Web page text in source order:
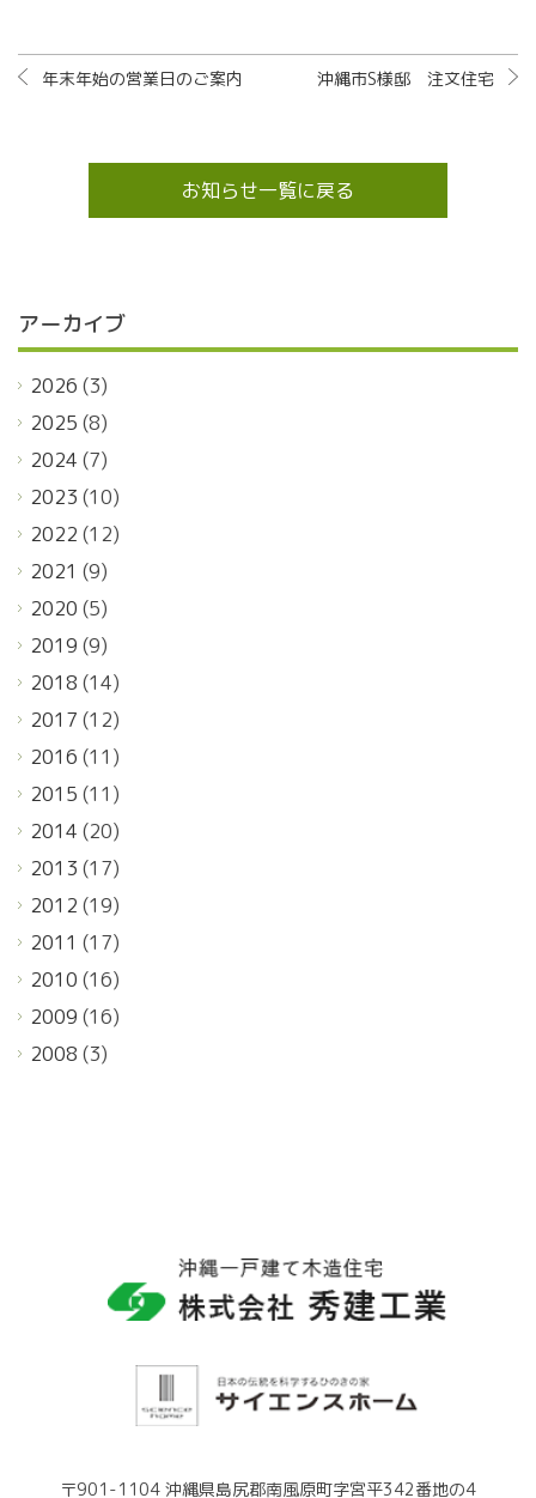
年末年始の営業日のご案内 沖縄市S様邸 注文住宅
お知らせ一覧に戻る
アーカイブ
2026 (3)
2025 (8)
2024 (7)
2023 (10)
2022 (12)
2021 (9)
2020 (5)
2019 (9)
2018 (14)
2017 (12)
2016 (11)
2015 (11)
2014 (20)
2013 (17)
2012 (19)
2011 (17)
2010 (16)
2009 (16)
2008 (3)
〒901-1104 沖縄県島尻郡南風原町字宮平342番地の4